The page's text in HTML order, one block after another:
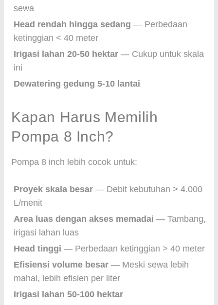
sewa
Head rendah hingga sedang — Perbedaan
ketinggian < 40 meter
Irigasi lahan 20-50 hektar — Cukup untuk skala
ini
Dewatering gedung 5-10 lantai
Kapan Harus Memilih
Pompa 8 Inch?
Pompa 8 inch lebih cocok untuk:
Proyek skala besar — Debit kebutuhan > 4.000
L/menit
Area luas dengan akses memadai — Tambang,
irigasi lahan luas
Head tinggi — Perbedaan ketinggian > 40 meter
Efisiensi volume besar — Meski sewa lebih
mahal, lebih efisien per liter
Irigasi lahan 50-100 hektar